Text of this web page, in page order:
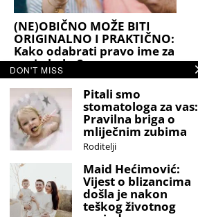
(NE)OBIČNO MOŽE BITI
ORIGINALNO I PRAKTIČNO:
Kako odabrati pravo ime za
svoju bebu?
Stručnjaci podsjećaju da je najbolji izbor
onaj koji će djetetu biti prednost, a ne
teret. Idealno ime nije nužno ono koje
nitko drugi nema,
DON'T MISS
Pitali smo
stomatologa za vas:
Pravilna briga o
mliječnim zubima
Roditelji
Maid Hećimović:
Vijest o blizancima
došla je nakon
teškog životnog